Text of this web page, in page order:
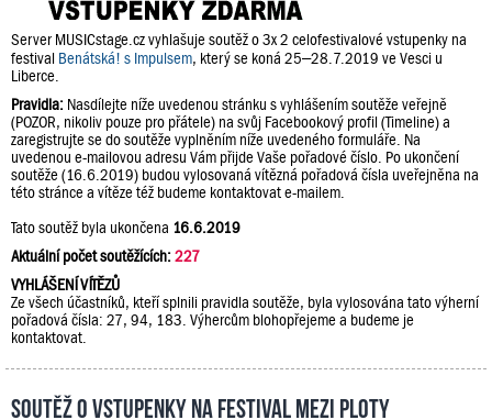
Server MUSICstage.cz vyhlašuje soutěž o 3x 2 celofestivalové vstupenky na
festival Benátská! s Impulsem, který se koná 25–28.7.2019 ve Vesci u
Liberce.
Pravidla: Nasdílejte níže uvedenou stránku s vyhlášením soutěže veřejně
(POZOR, nikoliv pouze pro přátele) na svůj Facebookový profil (Timeline) a
zaregistrujte se do soutěže vyplněním níže uvedeného formuláře. Na
uvedenou e-mailovou adresu Vám přijde Vaše pořadové číslo. Po ukončení
soutěže (16.6.2019) budou vylosovaná vítězná pořadová čísla uveřejněna na
této stránce a vítěze též budeme kontaktovat e-mailem.
Tato soutěž byla ukončena 16.6.2019
Aktuální počet soutěžících:227
VYHLÁŠENÍ VÍTĚZŮ
Ze všech účastníků, kteří splnili pravidla soutěže, byla vylosována tato výherní
pořadová čísla: 27, 94, 183. Výhercům blohopřejeme a budeme je
kontaktovat.
Soutěž o vstupenky na festival Mezi Ploty